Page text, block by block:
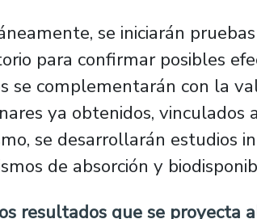
se iniciarán
para confirmar posibles
se complementarán con la
ya obtenidos, vinculados
se desarrollarán estudios
de absorción y
resultados que se proyecta